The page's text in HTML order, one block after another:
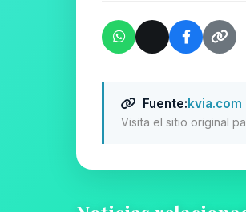
Fuente:kvia.com
Visita el sitio original